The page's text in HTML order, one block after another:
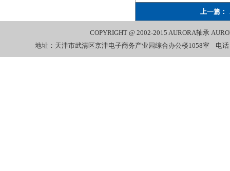
上一篇：
COPYRIGHT @ 2002-2015AURORA轴承
地址：天津市武清区京津电子商务产业园综合办公楼1058室 电